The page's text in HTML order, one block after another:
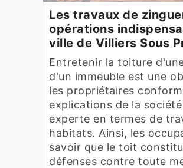
Les travaux de
opérations
ville de Villiers Sous
Entretenir la toiture
d'un immeuble est une
les propriétaires
explications de la
experte en termes de
habitats. Ainsi, les
savoir que le toit
défenses contre toute